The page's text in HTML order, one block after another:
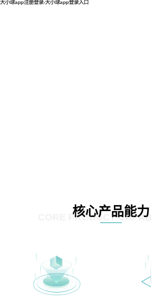
大小球app注册登录-大小球app登录入口
核心产品能力
CORE PRODUCT